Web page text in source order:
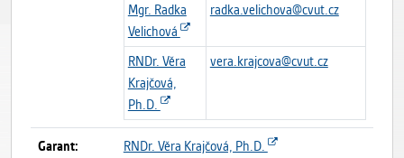
Mgr. Radka
Velichová
radka.velichova@cvut.cz
RNDr. Věra
Krajčová,
Ph.D.
vera.krajcova@cvut.cz
Garant:
RNDr. Věra Krajčová, Ph.D.